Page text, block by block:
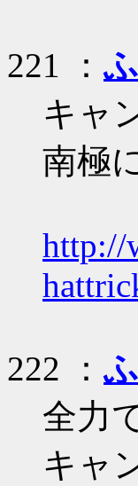
221 ：
キャ
南極
http://
222 ：
全力
キャ